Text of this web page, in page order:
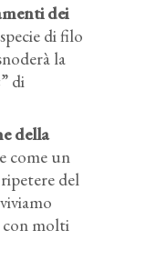
dei
di filo
la
” di
della
come un
del
con molti